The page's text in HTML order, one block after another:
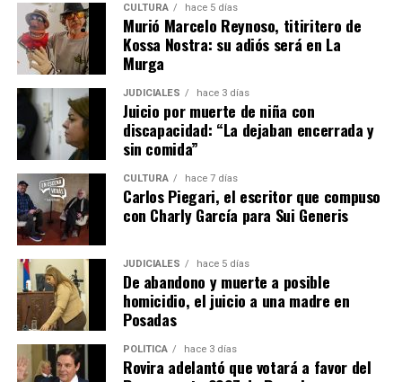
Una publicación compartida por EMiPA (@emipaok)
CULTURA hace 5 días
Murió Marcelo Reynoso, titiritero de
Kossa Nostra: su adiós será en La
Murga
JUDICIALES hace 3 días
Juicio por muerte de niña con
discapacidad: “La dejaban encerrada y
sin comida”
CULTURA hace 7 días
Carlos Piegari, el escritor que compuso
con Charly García para Sui Generis
JUDICIALES hace 5 días
De abandono y muerte a posible
homicidio, el juicio a una madre en
Posadas
POLÍTICA hace 3 días
Rovira adelantó que votará a favor del